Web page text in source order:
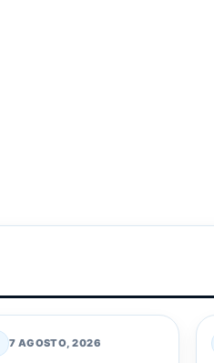
7 AGOSTO, 2026